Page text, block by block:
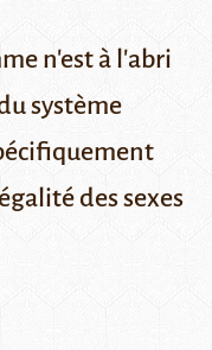
n'est à l'abri
système
des sexes